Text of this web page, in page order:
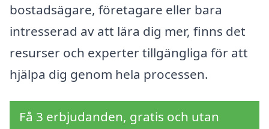
bostadsägare, företagare eller bara
intresserad av att lära dig mer, finns det
resurser och experter tillgängliga för att
hjälpa dig genom hela processen.
Få 3 erbjudanden, gratis och utan